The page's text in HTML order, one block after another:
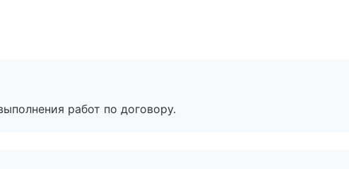
работ по договору.